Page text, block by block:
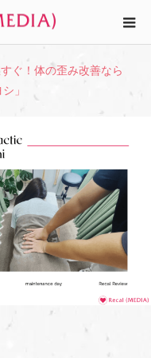
ぐ！体の歪み改善なら
」